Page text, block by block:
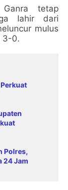
tetap
lahir dari
mulus
3-0.
Perkuat
Polres,
24 Jam